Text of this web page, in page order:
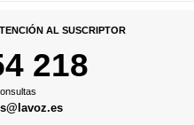
AL SUSCRIPTOR
218